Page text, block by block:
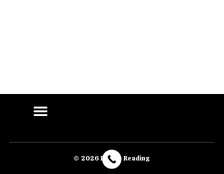
© 2026 Purple Reading